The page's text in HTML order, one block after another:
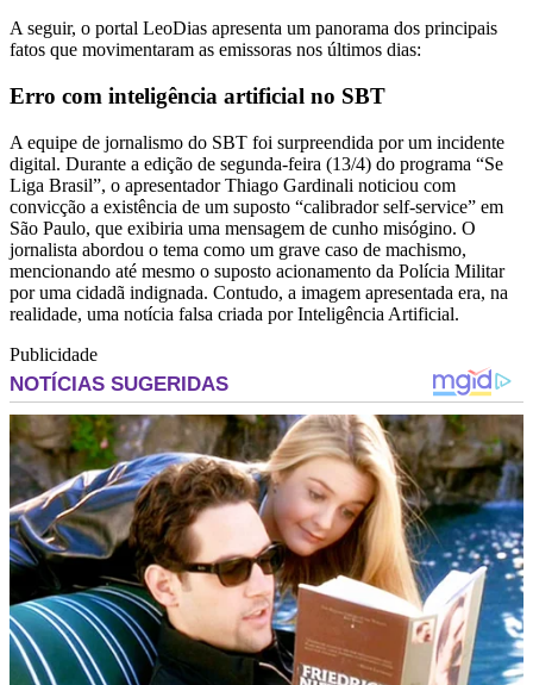
A seguir, o portal LeoDias apresenta um panorama dos principais
fatos que movimentaram as emissoras nos últimos dias:
Erro com inteligência artificial no SBT
A equipe de jornalismo do SBT foi surpreendida por um incidente
digital. Durante a edição de segunda-feira (13/4) do programa “Se
Liga Brasil”, o apresentador Thiago Gardinali noticiou com
convicção a existência de um suposto “calibrador self-service” em
São Paulo, que exibiria uma mensagem de cunho misógino. O
jornalista abordou o tema como um grave caso de machismo,
mencionando até mesmo o suposto acionamento da Polícia Militar
por uma cidadã indignada. Contudo, a imagem apresentada era, na
realidade, uma notícia falsa criada por Inteligência Artificial.
Publicidade